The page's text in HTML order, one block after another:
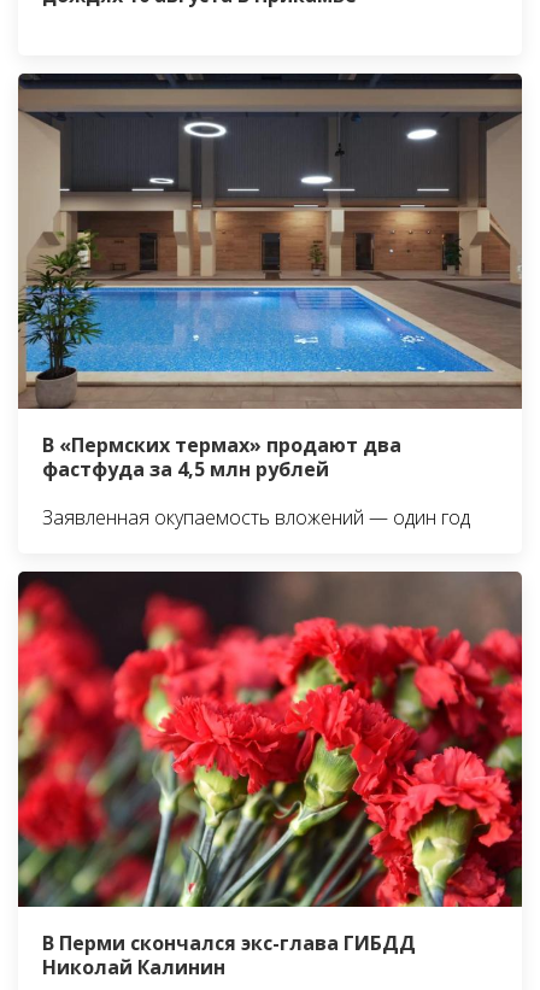
В «Пермских термах» продают два
фастфуда за 4,5 млн рублей
Заявленная окупаемость вложений — один год
В Перми скончался экс-глава ГИБДД
Николай Калинин